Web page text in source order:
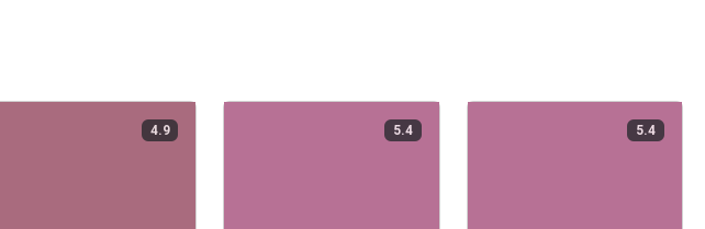
4.9 5.4 5.4